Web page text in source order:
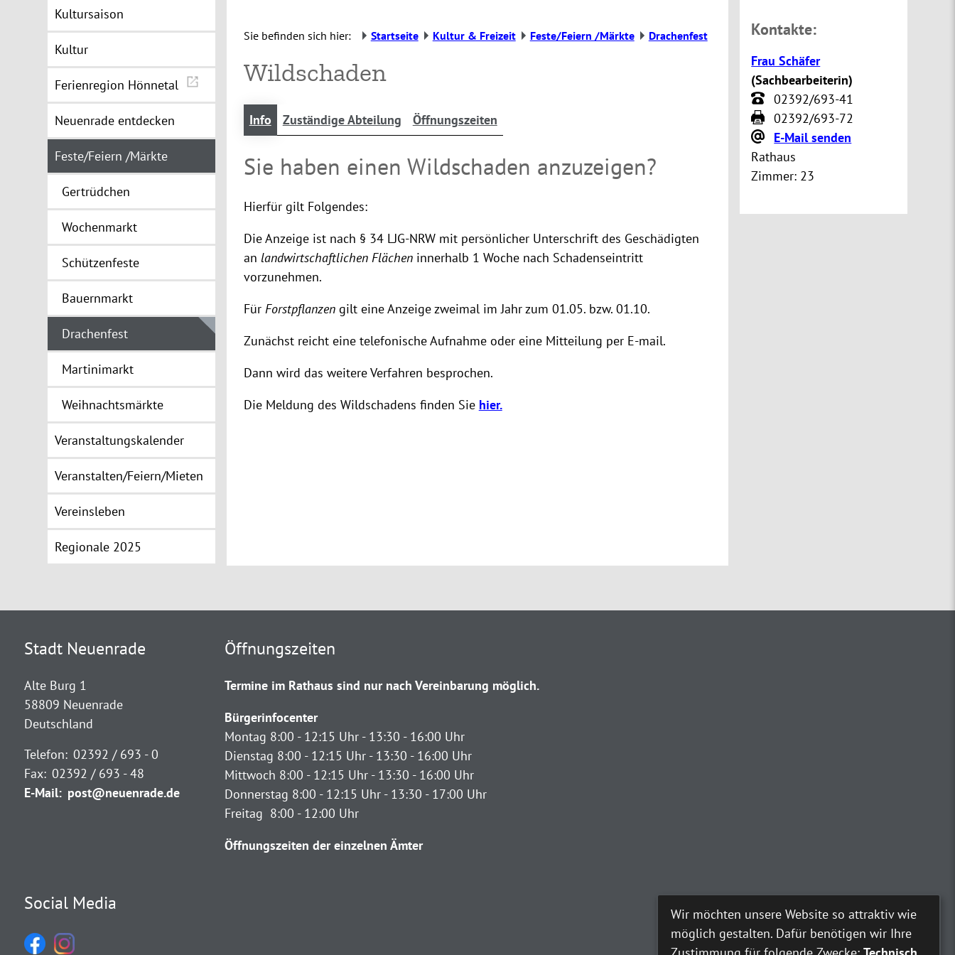
Kultursaison
Kultur
Ferienregion Hönnetal
Neuenrade entdecken
Feste/Feiern /Märkte
Gertrüdchen
Wochenmarkt
Schützenfeste
Bauernmarkt
Drachenfest
Martinimarkt
Weihnachtsmärkte
Veranstaltungskalender
Veranstalten/Feiern/Mieten
Vereinsleben
Regionale 2025
Sie befinden sich hier: Startseite Kultur & Freizeit Feste/Feiern /Märkte Drachenfest
Wildschaden
Info Zuständige Abteilung Öffnungszeiten
Sie haben einen Wildschaden anzuzeigen?
Hierfür gilt Folgendes:
Die Anzeige ist nach § 34 LJG-NRW mit persönlicher Unterschrift des Geschädigten
an landwirtschaftlichen Flächeninnerhalb 1 Woche nach Schadenseintritt
vorzunehmen.
Für Forstpflanzengilt eine Anzeige zweimal im Jahr zum 01.05. bzw. 01.10.
Zunächst reicht eine telefonische Aufnahme oder eine Mitteilung per E-mail.
Dann wird das weitere Verfahren besprochen.
Die Meldung des Wildschadens finden Sie hier.
Kontakte:
Frau Schäfer
(Sachbearbeiterin)
02392/693-41
02392/693-72
E-Mail senden
Rathaus
Zimmer: 23
Stadt Neuenrade
Alte Burg 1
58809 Neuenrade
Deutschland
Telefon: 02392 / 693 - 0
Fax: 02392 / 693 - 48
E-Mail: post@neuenrade.de
Öffnungszeiten
Termine im Rathaus sind nur nach Vereinbarung möglich.
Bürgerinfocenter
Montag 8:00 - 12:15 Uhr - 13:30 - 16:00 Uhr
Dienstag 8:00 - 12:15 Uhr - 13:30 - 16:00 Uhr
Mittwoch 8:00 - 12:15 Uhr - 13:30 - 16:00 Uhr
Donnerstag 8:00 - 12:15 Uhr - 13:30 - 17:00 Uhr
Freitag 8:00 - 12:00 Uhr
Öffnungszeiten der einzelnen Ämter
Social Media
Wir möchten unsere Website so attraktiv wie
möglich gestalten. Dafür benötigen wir Ihre